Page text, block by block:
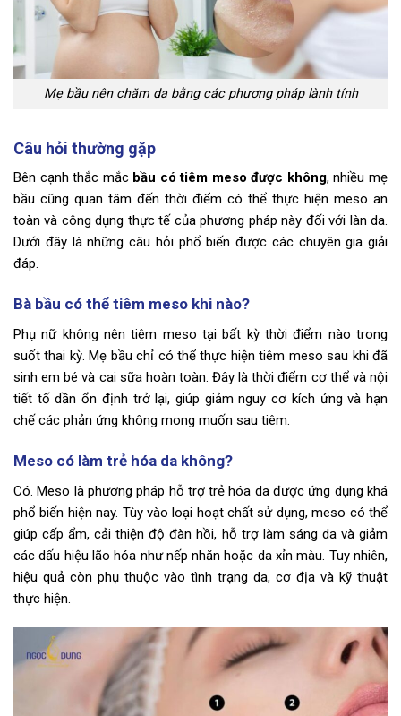
Mẹ bầu nên chăm da bằng các phương pháp lành tính
Câu hỏi thường gặp
Bên cạnh thắc mắc bầu có tiêm meso được không, nhiều mẹ
bầu cũng quan tâm đến thời điểm có thể thực hiện meso an
toàn và công dụng thực tế của phương pháp này đối với làn da.
Dưới đây là những câu hỏi phổ biến được các chuyên gia giải
đáp.
Bà bầu có thể tiêm meso khi nào?
Phụ nữ không nên tiêm meso tại bất kỳ thời điểm nào trong
suốt thai kỳ. Mẹ bầu chỉ có thể thực hiện tiêm meso sau khi đã
sinh em bé và cai sữa hoàn toàn. Đây là thời điểm cơ thể và nội
tiết tố dần ổn định trở lại, giúp giảm nguy cơ kích ứng và hạn
chế các phản ứng không mong muốn sau tiêm.
Meso có làm trẻ hóa da không?
Có. Meso là phương pháp hỗ trợ trẻ hóa da được ứng dụng khá
phổ biến hiện nay. Tùy vào loại hoạt chất sử dụng, meso có thể
giúp cấp ẩm, cải thiện độ đàn hồi, hỗ trợ làm sáng da và giảm
các dấu hiệu lão hóa như nếp nhăn hoặc da xỉn màu. Tuy nhiên,
hiệu quả còn phụ thuộc vào tình trạng da, cơ địa và kỹ thuật
thực hiện.